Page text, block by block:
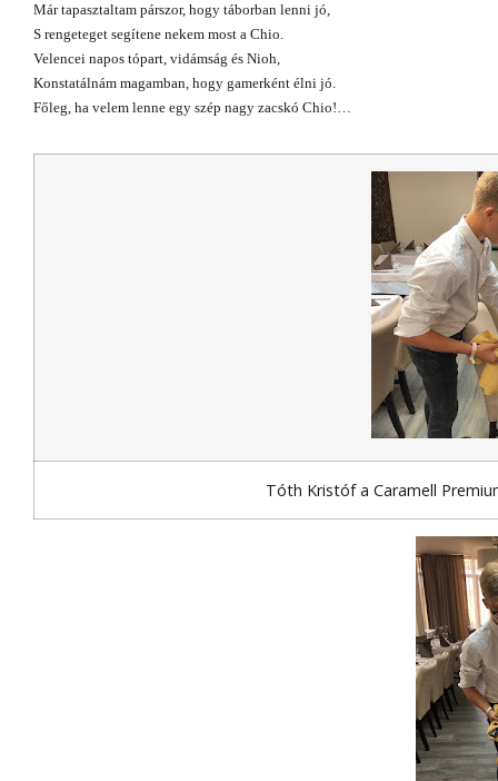
Már tapasztaltam párszor, hogy táborban lenni jó,
S rengeteget segítene nekem most a Chio.
Velencei napos tópart, vidámság és Nioh,
Konstatálnám magamban, hogy gamerként élni jó.
Főleg, ha velem lenne egy szép nagy zacskó Chio!…
Tóth Kristóf a Caramell